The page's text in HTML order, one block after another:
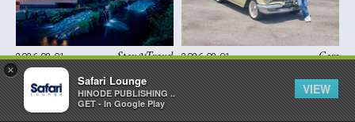
×
Safari Lounge
HINODE PUBLISHING ..
GET - In Google Play
VIEW
Stay&Travel
2026.08.01
ハートに火をつけて！
Cars
2026.08.01
IKURA’S American Automobile
More